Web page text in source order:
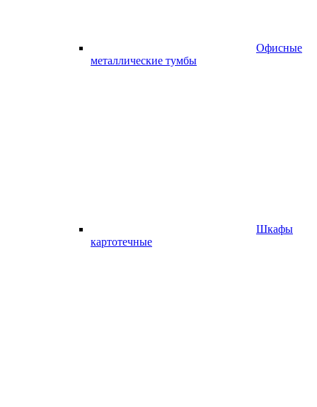
Офисные
металлические тумбы
Шкафы
картотечные